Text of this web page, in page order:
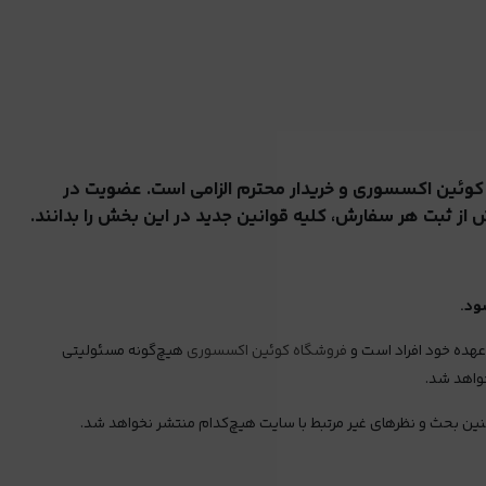
اکسسوری و خریدار محترم الزامی است. عضویت در
از ثبت هر سفارش، کلیه قوانین جدید در این بخش را بدانند.
خود افراد است و فروشگاه کوئین اکسسوری هیچ‌گونه مسئولیتی
شد.
بحث و نظرهای غیر مرتبط با سایت هیچ‌کدام منتشر نخواهد شد.